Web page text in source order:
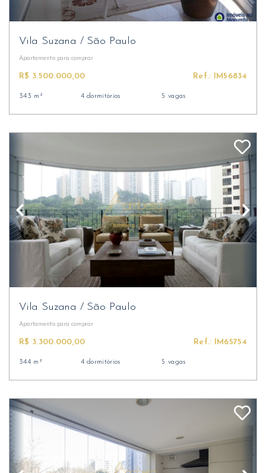
Vila Suzana / São Paulo
Apartamento para comprar
R$ 3.500.000,00 Ref.: IM56834
343 m² 4 dormitórios 5 vagas
Vila Suzana / São Paulo
Apartamento para comprar
R$ 3.300.000,00 Ref.: IM65754
344 m² 4 dormitórios 5 vagas